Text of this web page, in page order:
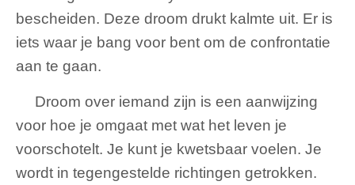
bescheiden. Deze droom drukt kalmte uit. Er is
iets waar je bang voor bent om de confrontatie
aan te gaan.
Droom over iemand zijn is een aanwijzing
voor hoe je omgaat met wat het leven je
voorschotelt. Je kunt je kwetsbaar voelen. Je
wordt in tegengestelde richtingen getrokken.